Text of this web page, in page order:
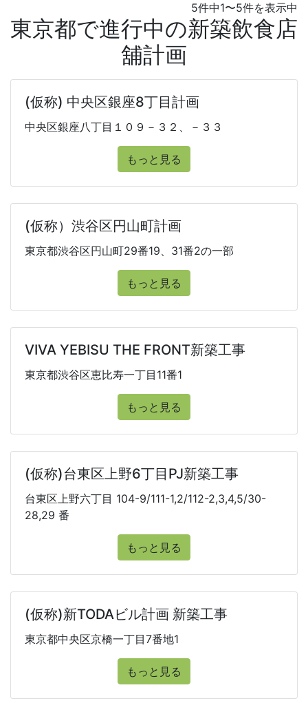
5件中1〜5件を表示中
東京都で進行中の新築飲食店
舖計画
(仮称) 中央区銀座8丁目計画
中央区銀座八丁目１０９－３２、－３３
もっと見る
(仮称）渋谷区円山町計画
東京都渋谷区円山町29番19、31番2の一部
もっと見る
VIVA YEBISU THE FRONT新築工事
東京都渋谷区恵比寿一丁目11番1
もっと見る
(仮称)台東区上野6丁目PJ新築工事
台東区上野六丁目 104-9/111-1,2/112-2,3,4,5/30-
28,29 番
もっと見る
(仮称)新TODAビル計画 新築工事
東京都中央区京橋一丁目7番地1
もっと見る